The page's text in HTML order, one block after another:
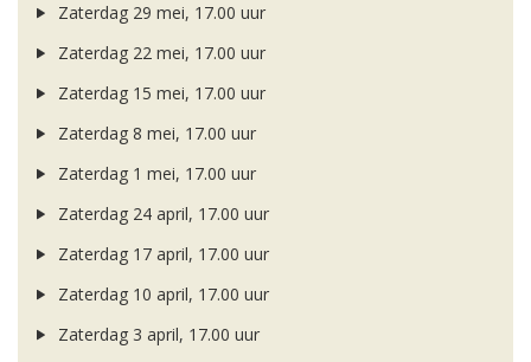
Zaterdag 29 mei, 17.00 uur
Zaterdag 22 mei, 17.00 uur
Zaterdag 15 mei, 17.00 uur
Zaterdag 8 mei, 17.00 uur
Zaterdag 1 mei, 17.00 uur
Zaterdag 24 april, 17.00 uur
Zaterdag 17 april, 17.00 uur
Zaterdag 10 april, 17.00 uur
Zaterdag 3 april, 17.00 uur